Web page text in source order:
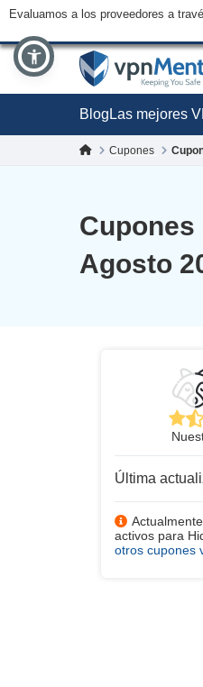
Evaluamos a los proveedores a
Blog Las mejores
Cupones
Cupones
Agosto
Última
activos para
otros cupones